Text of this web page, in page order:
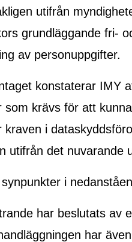
utifrån
grundläggande fri-
av personuppgifter.
konstaterar IMY
som krävs för att
kraven i
utifrån det nuvarande
i
har beslutats av
har